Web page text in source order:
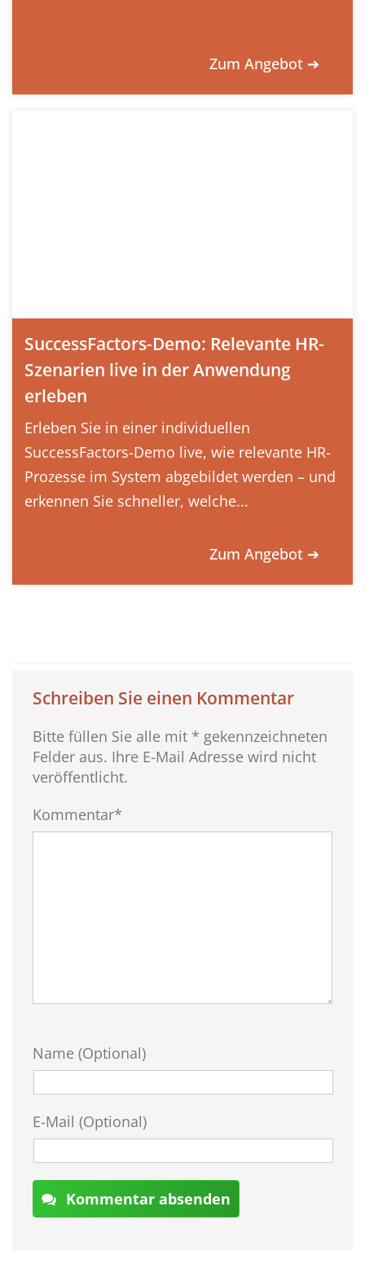
Zum Angebot ➔
SuccessFactors-Demo: Relevante HR-
Szenarien live in der Anwendung
erleben
Erleben Sie in einer individuellen
SuccessFactors-Demo live, wie relevante HR-
Prozesse im System abgebildet werden – und
erkennen Sie schneller, welche...
Zum Angebot ➔
Schreiben Sie einen Kommentar
Bitte füllen Sie alle mit * gekennzeichneten
Felder aus. Ihre E-Mail Adresse wird nicht
veröffentlicht.
Kommentar*
Name (Optional)
E-Mail (Optional)
Kommentar absenden